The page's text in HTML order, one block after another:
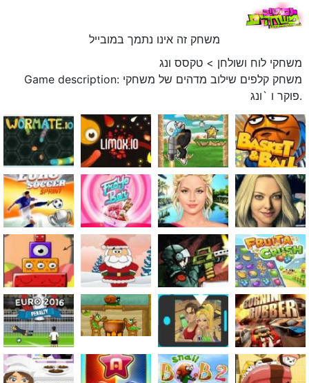
משחק זה אינו נתמך במובייל
משחקי לוח ושולחן > טקסס ונג
Game description: משחק קלפים שילוב מדהים של משחקי
פוקר ו `ונג.